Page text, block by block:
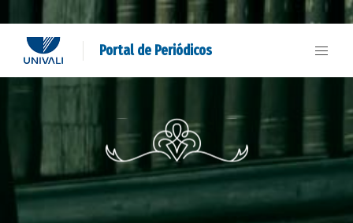
Portal de Periódicos